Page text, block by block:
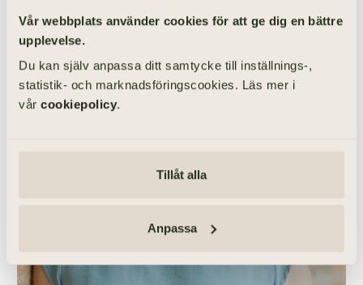
Vår webbplats använder cookies för att ge dig en bättre
upplevelse.
Du kan själv anpassa ditt samtycke till inställnings-,
statistik- och marknadsföringscookies. Läs mer i
vår cookiepolicy.
Tillåt alla
Anpassa